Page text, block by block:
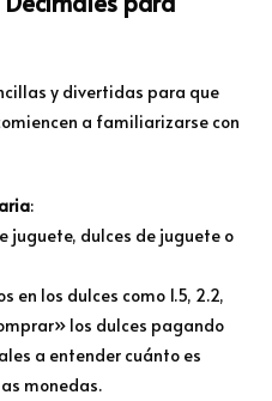
y divertidas para que
a familiarizarse con
:
juguete, dulces de juguete o
en los dulces como 1.5, 2.2,
los dulces pagando
a entender cuánto es
monedas.